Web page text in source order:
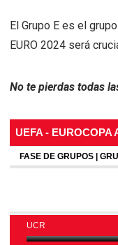
El Grupo E es el
EURO 2024 será
No te pierdas todas